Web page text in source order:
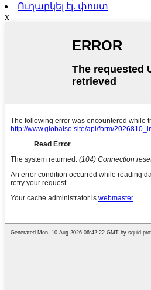
Ուղարկել էլ. փոստ
x